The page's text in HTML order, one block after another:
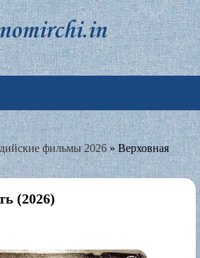
фильмы смотреть
онлайн
фильмы 2026»Верховная
(2026)